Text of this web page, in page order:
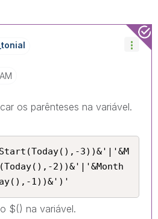
os parênteses na variável.
3))&'|'&M
2))&'|'&Month
1))&')'
$() na variável.